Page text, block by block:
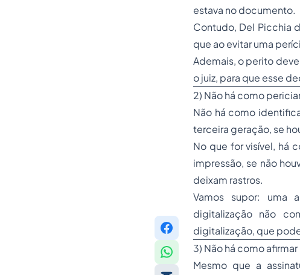
estava no documento.
Contudo, Del Picchia
que ao evitar uma
Ademais, o perito
o juiz, para que esse
2) Não há como
Não há como
terceira geração, se
No que for visível, há
impressão, se não
deixam rastros.
Vamos supor: uma
digitalização não
digitalização, que
3) Não há como
Mesmo que a